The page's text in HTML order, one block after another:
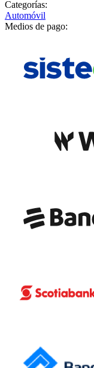
Categorías:
Automóvil
Medios de pago: